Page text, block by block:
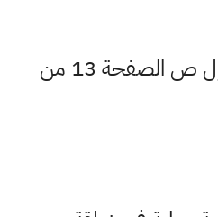
حل اسئلة الفصل الاول ص الصفحة 13 من